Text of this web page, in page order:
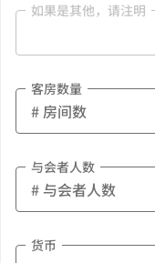
如果是其他，请注明
客房数量
与会者人数
货币